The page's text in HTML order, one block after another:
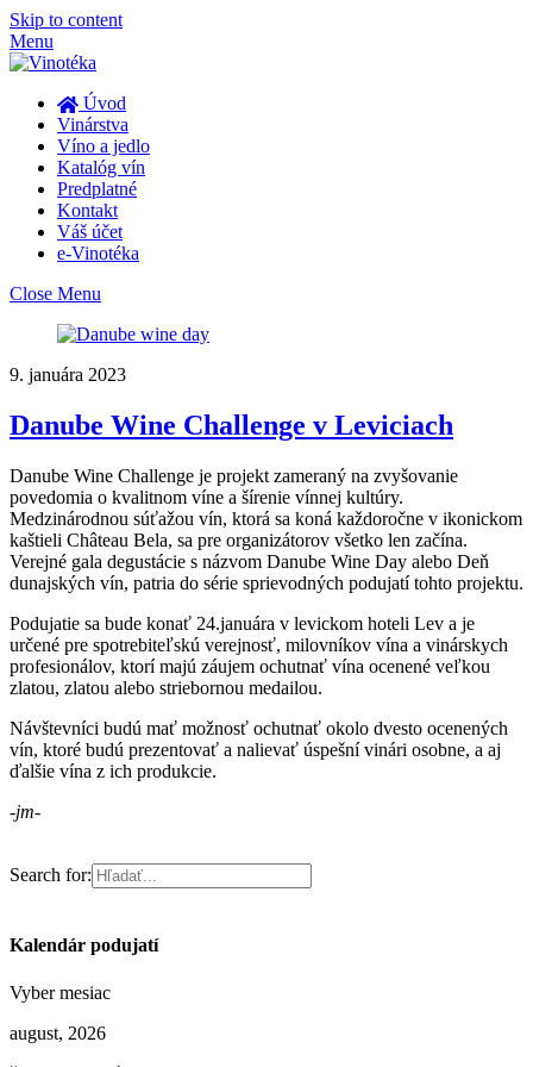
Skip to content
Menu
Úvod
Vinárstva
Víno a jedlo
Katalóg vín
Predplatné
Kontakt
Váš účet
e-Vinotéka
Close Menu
9. januára 2023
Danube Wine Challenge v Leviciach
Danube Wine Challenge je projekt zameraný na zvyšovanie
povedomia o kvalitnom víne a šírenie vínnej kultúry.
Medzinárodnou súťažou vín, ktorá sa koná každoročne v ikonickom
kaštieli Château Bela, sa pre organizátorov všetko len začína.
Verejné gala degustácie s názvom Danube Wine Day alebo Deň
dunajských vín, patria do série sprievodných podujatí tohto projektu.
Podujatie sa bude konať 24.januára v levickom hoteli Lev a je
určené pre spotrebiteľskú verejnosť, milovníkov vína a vinárskych
profesionálov, ktorí majú záujem ochutnať vína ocenené veľkou
zlatou, zlatou alebo striebornou medailou.
Návštevníci budú mať možnosť ochutnať okolo dvesto ocenených
vín, ktoré budú prezentovať a nalievať úspešní vinári osobne, a aj
ďalšie vína z ich produkcie.
-jm-
Search for:
Kalendár podujatí
Vyber mesiac
august, 2026